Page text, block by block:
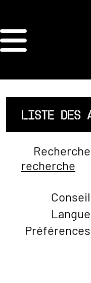
ORDRE DES
ARCHITECTES
ACCUEIL
LISTE
LISTE DES
recherche